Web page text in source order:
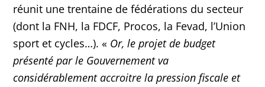
réunit une trentaine de fédérations du secteur
(dont la FNH, la FDCF, Procos, la Fevad, l’Union
sport et cycles…). « Or, le projet de budget
présenté par le Gouvernement va
considérablement accroitre la pression fiscale et